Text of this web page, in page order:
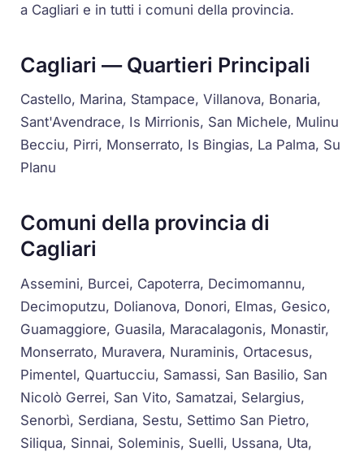
a Cagliari e in tutti i comuni della provincia.
Cagliari — Quartieri Principali
Castello, Marina, Stampace, Villanova, Bonaria,
Sant'Avendrace, Is Mirrionis, San Michele, Mulinu
Becciu, Pirri, Monserrato, Is Bingias, La Palma, Su
Planu
Comuni della provincia di
Cagliari
Assemini, Burcei, Capoterra, Decimomannu,
Decimoputzu, Dolianova, Donori, Elmas, Gesico,
Guamaggiore, Guasila, Maracalagonis, Monastir,
Monserrato, Muravera, Nuraminis, Ortacesus,
Pimentel, Quartucciu, Samassi, San Basilio, San
Nicolò Gerrei, San Vito, Samatzai, Selargius,
Senorbì, Serdiana, Sestu, Settimo San Pietro,
Siliqua, Sinnai, Soleminis, Suelli, Ussana, Uta,